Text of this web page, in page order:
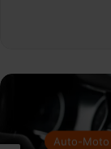
Auto-Moto